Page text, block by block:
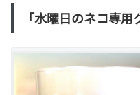
「水曜日のネコ専